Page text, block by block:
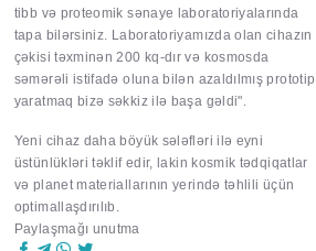
tibb və proteomik sənaye laboratoriyalarında
tapa bilərsiniz. Laboratoriyamızda olan cihazın
çəkisi təxminən 200 kq-dır və kosmosda
səmərəli istifadə oluna bilən azaldılmış prototip
yaratmaq bizə səkkiz ilə başa gəldi".
Yeni cihaz daha böyük sələfləri ilə eyni
üstünlükləri təklif edir, lakin kosmik tədqiqatlar
və planet materiallarının yerində təhlili üçün
optimallaşdırılıb.
Paylaşmağı unutma